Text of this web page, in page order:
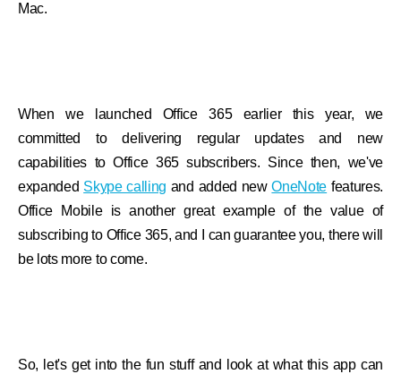
Mac.
When we launched Office 365 earlier this year, we
committed to delivering regular updates and new
capabilities to Office 365 subscribers. Since then, we've
expanded Skype calling and added newOneNote features.
Office Mobile is another great example of the value of
subscribing to Office 365, and I can guarantee you, there will
be lots more to come.
So, let's get into the fun stuff and look at what this app can